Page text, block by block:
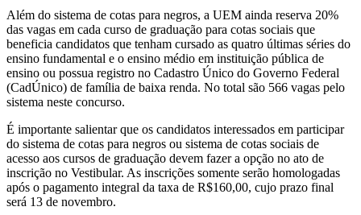
Além do sistema de cotas para negros, a UEM ainda reserva 20%
das vagas em cada curso de graduação para cotas sociais que
beneficia candidatos que tenham cursado as quatro últimas séries do
ensino fundamental e o ensino médio em instituição pública de
ensino ou possua registro no Cadastro Único do Governo Federal
(CadÚnico) de família de baixa renda. No total são 566 vagas pelo
sistema neste concurso.
É importante salientar que os candidatos interessados em participar
do sistema de cotas para negros ou sistema de cotas sociais de
acesso aos cursos de graduação devem fazer a opção no ato de
inscrição no Vestibular. As inscrições somente serão homologadas
após o pagamento integral da taxa de R$160,00, cujo prazo final
será 13 de novembro.